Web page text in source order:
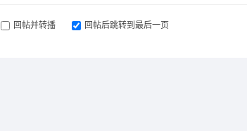
回帖并转播 回帖后跳转到最后一页